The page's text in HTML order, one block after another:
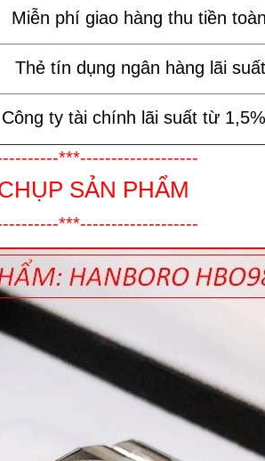
Miễn phí giao hàng thu tiền
Thẻ tín dụng ngân hàng lãi
Công ty tài chính lãi suất từ
***-------------------
SẢN PHẨM
***-------------------